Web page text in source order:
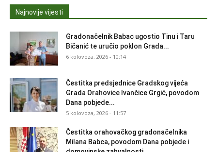
Najnovije vijesti
Gradonačelnik Babac ugostio Tinu i Taru
Bičanić te uručio poklon Grada...
6 kolovoza, 2026 - 10:14
Čestitka predsjednice Gradskog vijeća
Grada Orahovice Ivančice Grgić, povodom
Dana pobjede...
5 kolovoza, 2026 - 11:57
Čestitka orahovačkog gradonačelnika
Milana Babca, povodom Dana pobjede i